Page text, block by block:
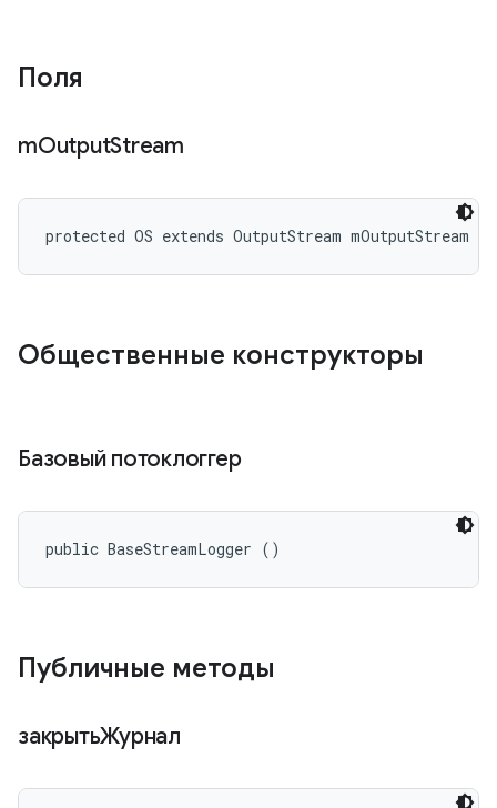
Поля
mOutputStream
protected OS extends OutputStream mOutputStream
Общественные конструкторы
Базовый потоклоггер
public BaseStreamLogger ()
Публичные методы
закрытьЖурнал